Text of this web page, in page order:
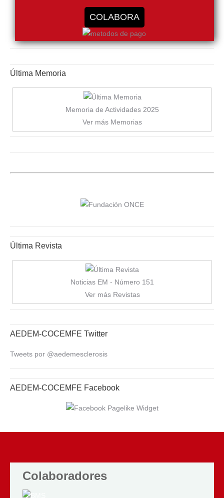
COLABORA
Última Memoria
Memoria de Actividades 2025
Ver más Memorias
Última Revista
Noticias EM - Número 151
Ver más Revistas
AEDEM-COCEMFE Twitter
Tweets por @aedemesclerosis
AEDEM-COCEMFE Facebook
Colaboradores